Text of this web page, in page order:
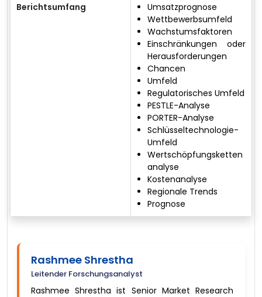
Berichtsumfang
Umsatzprognose
Wettbewerbsumfeld
Wachstumsfaktoren
Einschränkungen oder
Herausforderungen
Chancen
Umfeld
Regulatorisches Umfeld
PESTLE-Analyse
PORTER-Analyse
Schlüsseltechnologie-
Umfeld
Wertschöpfungsketten
analyse
Kostenanalyse
Regionale Trends
Prognose
Rashmee Shrestha
Leitender Forschungsanalyst
Rashmee Shrestha ist Senior Market Research